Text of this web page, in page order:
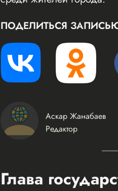
ПОДЕЛИТЬСЯ
Аскар Жанабаев
Редактор
Глава